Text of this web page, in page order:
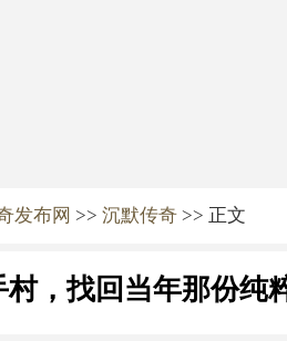
发布网 >> 沉默传奇 >> 正文
村，找回当年那份纯